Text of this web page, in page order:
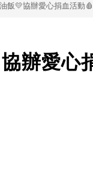
飯💛協辦愛心捐血活動
辦愛